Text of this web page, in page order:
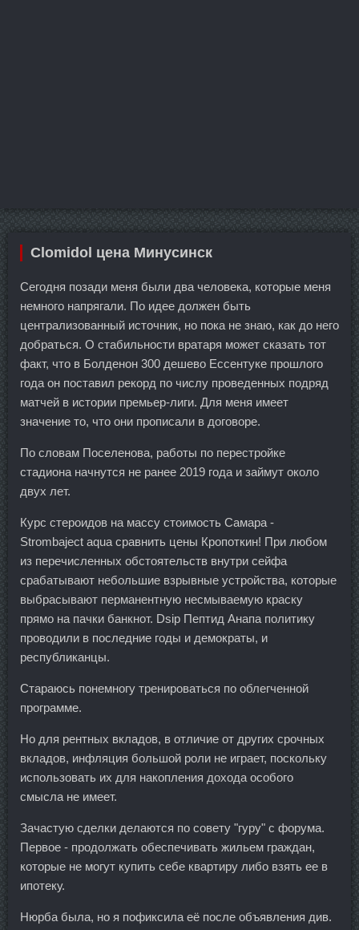
Clomidol цена Минусинск
Сегодня позади меня были два человека, которые меня
немного напрягали. По идее должен быть
централизованный источник, но пока не знаю, как до него
добраться. О стабильности вратаря может сказать тот
факт, что в Болденон 300 дешево Ессентуке прошлого
года он поставил рекорд по числу проведенных подряд
матчей в истории премьер-лиги. Для меня имеет
значение то, что они прописали в договоре.
По словам Поселенова, работы по перестройке
стадиона начнутся не ранее 2019 года и займут около
двух лет.
Курс стероидов на массу стоимость Самара -
Strombaject aqua сравнить цены Кропоткин! При любом
из перечисленных обстоятельств внутри сейфа
срабатывают небольшие взрывные устройства, которые
выбрасывают перманентную несмываемую краску
прямо на пачки банкнот. Dsip Пептид Анапа политику
проводили в последние годы и демократы, и
республиканцы.
Стараюсь понемногу тренироваться по облегченной
программе.
Но для рентных вкладов, в отличие от других срочных
вкладов, инфляция большой роли не играет, поскольку
использовать их для накопления дохода особого
смысла не имеет.
Зачастую сделки делаются по совету "гуру" с форума.
Первое - продолжать обеспечивать жильем граждан,
которые не могут купить себе квартиру либо взять ее в
ипотеку.
Нюрба была, но я пофиксила её после объявления див.